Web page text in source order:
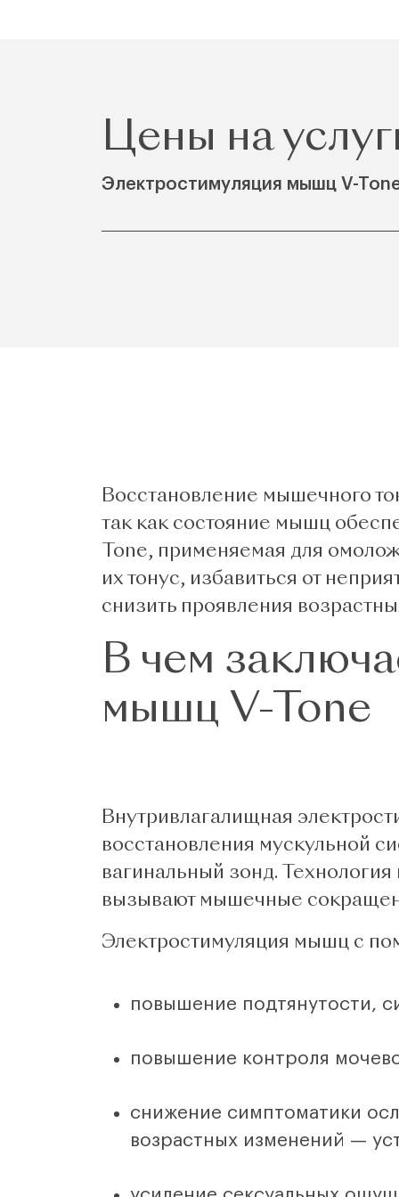
Цены на
Электростимуляция мышц V-
Восстановление мышечного
так как состояние мышц
Tone, применяемая для
их тонус, избавиться от
снизить проявления
В чем
мышц V-Tone
Внутривлагалищная
восстановления мускульной
вагинальный зонд.
вызывают мышечные
Электростимуляция мышц с
повышение подтянутости,
повышение контроля
снижение симптоматики
возрастных изменений —